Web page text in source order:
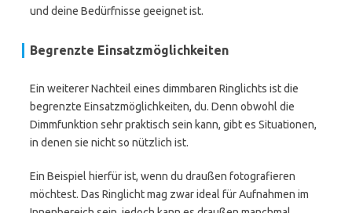
und deine Bedürfnisse geeignet ist.
Begrenzte Einsatzmöglichkeiten
Ein weiterer Nachteil eines dimmbaren Ringlichts ist die
begrenzte Einsatzmöglichkeiten, du. Denn obwohl die
Dimmfunktion sehr praktisch sein kann, gibt es Situationen,
in denen sie nicht so nützlich ist.
Ein Beispiel hierfür ist, wenn du draußen fotografieren
möchtest. Das Ringlicht mag zwar ideal für Aufnahmen im